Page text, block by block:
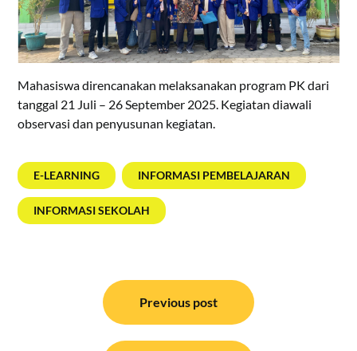
Mahasiswa direncanakan melaksanakan program PK dari
tanggal 21 Juli – 26 September 2025. Kegiatan diawali
observasi dan penyusunan kegiatan.
E-LEARNING INFORMASI PEMBELAJARAN
INFORMASI SEKOLAH
navigation
Previous post